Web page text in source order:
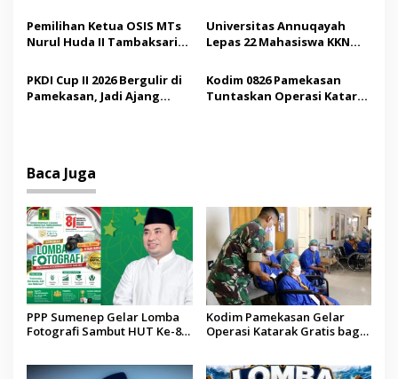
Sumenep
Pemilihan Ketua OSIS MTs
Nurul Huda II Tambaksari
Demokrasi bagi Siswa
Universitas Annuqayah
Lepas 22 Mahasiswa KKN
Saudi
PKDI Cup II 2026 Bergulir di
Pamekasan, Jadi Ajang
Kodim 0826 Pamekasan
Tuntaskan Operasi Katarak
Baca Juga
PPP Sumenep Gelar Lomba
Fotografi Sambut HUT Ke-81
Kodim Pamekasan Gelar
Operasi Katarak Gratis bagi